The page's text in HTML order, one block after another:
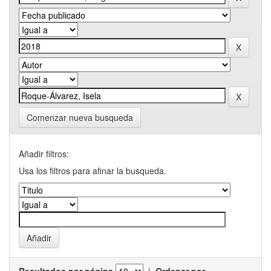
Comenzar nueva busqueda
Añadir filtros:
Usa los filtros para afinar la busqueda.